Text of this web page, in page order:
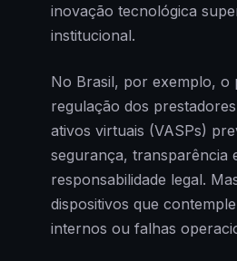
inovação tecnológica
institucional.
No Brasil, por exemplo, o
regulação dos
ativos virtuais (VASPs)
segurança, transparência
responsabilidade legal.
dispositivos que
internos ou falhas